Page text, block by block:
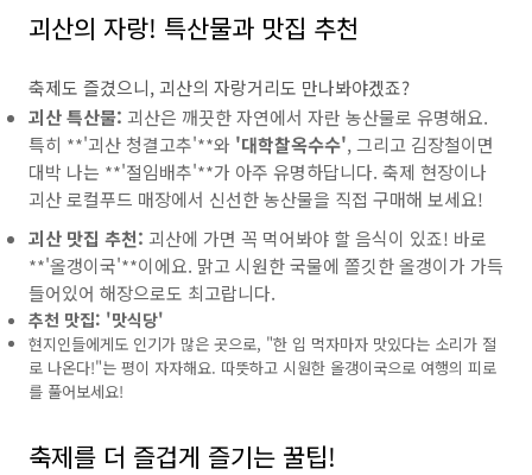
괴산의 자랑! 특산물과 맛집 추천
축제도 즐겼으니, 괴산의 자랑거리도 만나봐야겠죠?
괴산 특산물: 괴산은 깨끗한 자연에서 자란 농산물로 유명해요.
특히 **'괴산 청결고추'**와 '대학찰옥수수', 그리고 김장철이면
대박 나는 **'절임배추'**가 아주 유명하답니다. 축제 현장이나
괴산 로컬푸드 매장에서 신선한 농산물을 직접 구매해 보세요!
괴산 맛집 추천: 괴산에 가면 꼭 먹어봐야 할 음식이 있죠! 바로
**'올갱이국'**이에요. 맑고 시원한 국물에 쫄깃한 올갱이가 가득
들어있어 해장으로도 최고랍니다.
추천 맛집: '맛식당'
현지인들에게도 인기가 많은 곳으로, "한 입 먹자마자 맛있다는 소리가 절
로 나온다!"는 평이 자자해요. 따뜻하고 시원한 올갱이국으로 여행의 피로
를 풀어보세요!
축제를 더 즐겁게 즐기는 꿀팁!